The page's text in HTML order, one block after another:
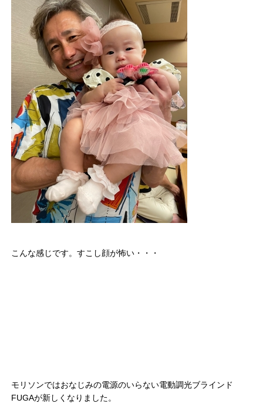
こんな感じです。すこし顔が怖い・・・
モリソンではおなじみの電源のいらない電動調光ブラインド
FUGAが新しくなりました。